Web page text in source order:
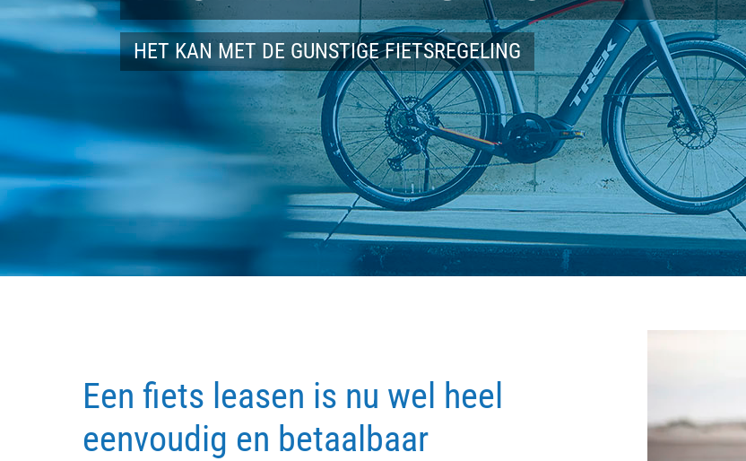
HET KAN MET DE GUNSTIGE FIETSREGELING
Een fiets leasen is nu wel heel
eenvoudig en betaalbaar